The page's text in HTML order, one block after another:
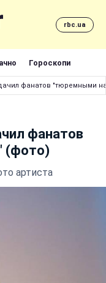
rbc.ua
Гороскопи
фанатов "тюремными
фанатов
(фото)
артиста